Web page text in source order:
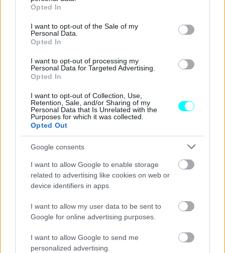
grant or deny consent to Google and its third-party tags to
use your data for below specified purposes in below Google
consent section.
Opted In
I want to opt-out of the Sale of my
Personal Data.
Opted In
I want to opt-out of processing my
Personal Data for Targeted Advertising.
Opted In
I want to opt-out of Collection, Use,
Retention, Sale, and/or Sharing of my
Personal Data that Is Unrelated with the
Purposes for which it was collected.
Opted Out
Google consents
I want to allow Google to enable storage
related to advertising like cookies on web or
device identifiers in apps.
I want to allow my user data to be sent to
Google for online advertising purposes.
I want to allow Google to send me
personalized advertising.
για τοΕυρωπαϊκό Κοινοβούλιο
αυτά ταδιαβατήριαέναν τρόπο να ενθαρρύνει τους
καταναλωτές
σχολαστικοί.
Αλλά οι ίδιοι οι πελάτες θα έχουν μεγάλο ενδιαφέρον να
ελέγξουν αυτό τοδιαβατήριο.
Αυτά ταψηφιακά «διαβατήρια μπαταριών»που
βασίζονται σεblockchain
αριθμό
αναγνώρισηςσε κάθεμπαταρίακαι θα επιτρέπουν
στους ιδιοκτήτες να παρακολουθούν τοιστορικό
μπαταρίας.
Volvoυποβάλλει ήδη αυτό τοδιαβατήριο,
, το οποίο παρέχει
πρόσβαση σε πληροφορίες μέσω ενός